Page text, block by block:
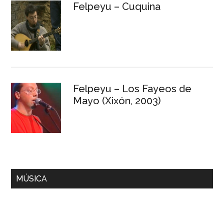
Felpeyu – Cuquina
Felpeyu – Los Fayeos de
Mayo (Xixón, 2003)
MÚSICA